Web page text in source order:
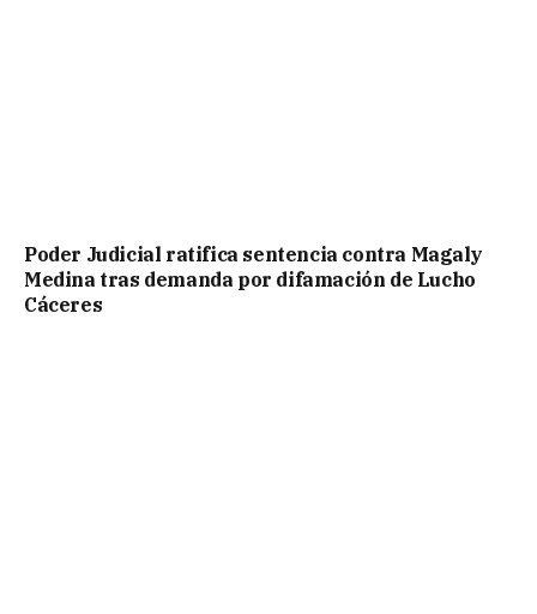
Poder Judicial ratifica sentencia contra Magaly
Medina tras demanda por difamación de Lucho
Cáceres